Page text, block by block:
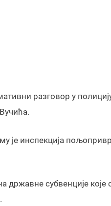
разговор у
је инспекција
субвенције које